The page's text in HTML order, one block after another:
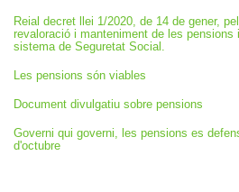
Reial decret llei 1/2020, de 14 de gener,
revaloració i manteniment de les pensions
sistema de Seguretat Social.
Les pensions són viables
Document divulgatiu sobre pensions
Governi qui governi, les pensions es
d'octubre